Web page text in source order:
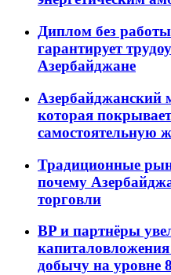
Диплом без
гарантирует
Азербайджане
Азербайджанский
которая
самостоятельную
Традиционные
почему
торговли
BP и партнёры
добычу на уровне